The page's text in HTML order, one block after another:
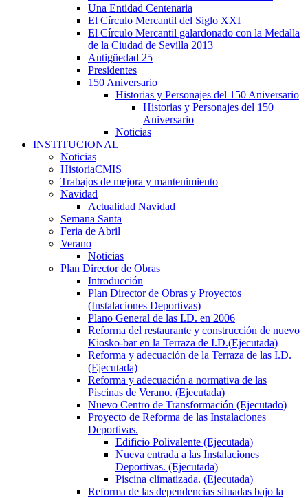
Una Entidad Centenaria
El Círculo Mercantil del Siglo XXI
El Círculo Mercantil galardonado con la Medalla
de la Ciudad de Sevilla 2013
Antigüedad 25
Presidentes
150 Aniversario
Historias y Personajes del 150 Aniversario
Historias y Personajes del 150
Aniversario
Noticias
INSTITUCIONAL
Noticias
HistoriaCMIS
Trabajos de mejora y mantenimiento
Navidad
Actualidad Navidad
Semana Santa
Feria de Abril
Verano
Noticias
Plan Director de Obras
Introducción
Plan Director de Obras y Proyectos
(Instalaciones Deportivas)
Plano General de las I.D. en 2006
Reforma del restaurante y construcción de nuevo
Kiosko-bar en la Terraza de I.D.(Ejecutada)
Reforma y adecuación de la Terraza de las I.D.
(Ejecutada)
Reforma y adecuación a normativa de las
Piscinas de Verano. (Ejecutada)
Nuevo Centro de Transformación (Ejecutado)
Proyecto de Reforma de las Instalaciones
Deportivas.
Edificio Polivalente (Ejecutada)
Nueva entrada a las Instalaciones
Deportivas. (Ejecutada)
Piscina climatizada. (Ejecutada)
Reforma de las dependencias situadas bajo la